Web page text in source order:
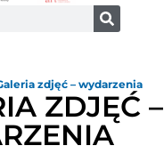
zdjęć – wydarzenia
ZDJĘĆ –